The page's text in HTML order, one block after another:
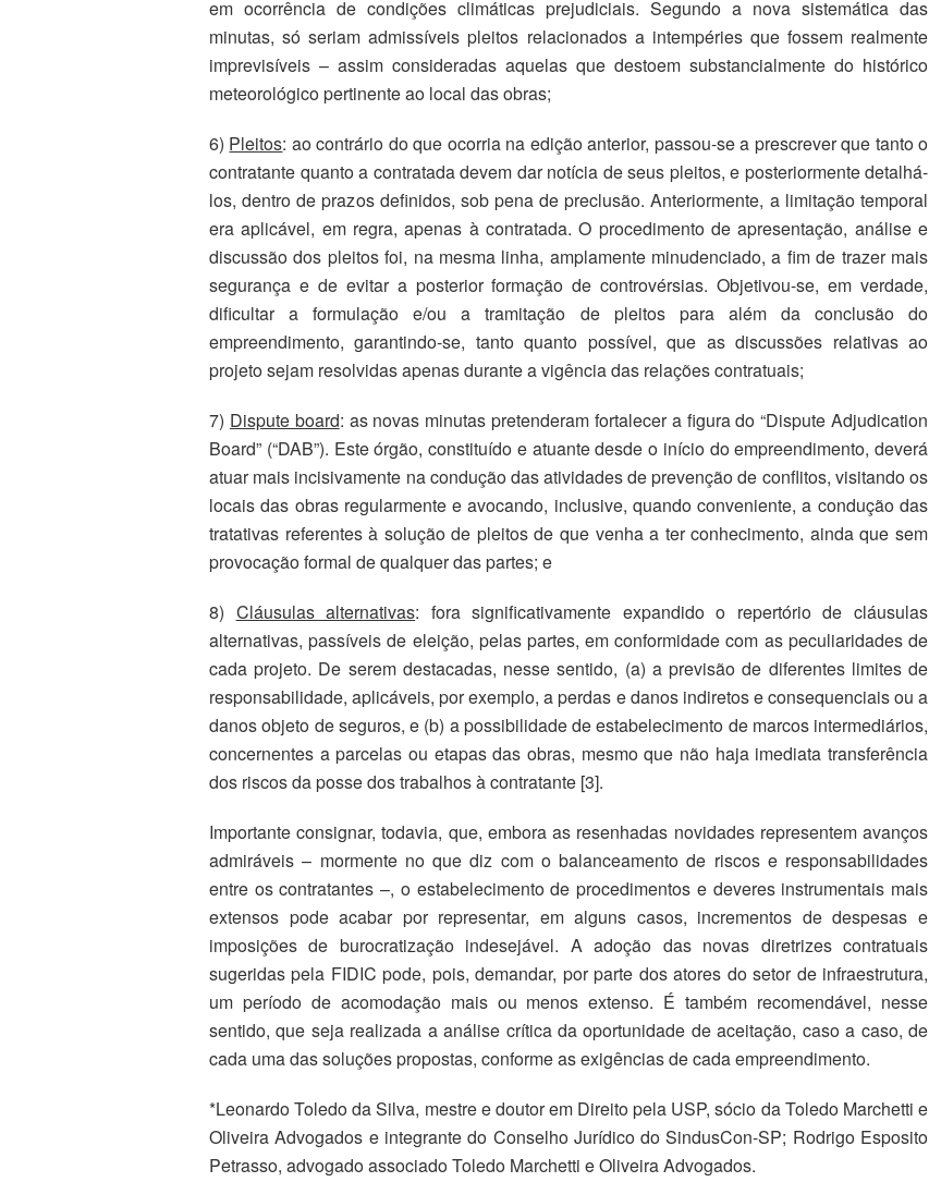
em ocorrência de condições climáticas prejudiciais. Segundo a nova sistemática das
minutas, só seriam admissíveis pleitos relacionados a intempéries que fossem realmente
imprevisíveis – assim consideradas aquelas que destoem substancialmente do histórico
meteorológico pertinente ao local das obras;
6) Pleitos: ao contrário do que ocorria na edição anterior, passou-se a prescrever que tanto o
contratante quanto a contratada devem dar notícia de seus pleitos, e posteriormente detalhá-
los, dentro de prazos definidos, sob pena de preclusão. Anteriormente, a limitação temporal
era aplicável, em regra, apenas à contratada. O procedimento de apresentação, análise e
discussão dos pleitos foi, na mesma linha, amplamente minudenciado, a fim de trazer mais
segurança e de evitar a posterior formação de controvérsias. Objetivou-se, em verdade,
dificultar a formulação e/ou a tramitação de pleitos para além da conclusão do
empreendimento, garantindo-se, tanto quanto possível, que as discussões relativas ao
projeto sejam resolvidas apenas durante a vigência das relações contratuais;
7) Dispute board: as novas minutas pretenderam fortalecer a figura do “Dispute Adjudication
Board” (“DAB”). Este órgão, constituído e atuante desde o início do empreendimento, deverá
atuar mais incisivamente na condução das atividades de prevenção de conflitos, visitando os
locais das obras regularmente e avocando, inclusive, quando conveniente, a condução das
tratativas referentes à solução de pleitos de que venha a ter conhecimento, ainda que sem
provocação formal de qualquer das partes; e
8) Cláusulas alternativas: fora significativamente expandido o repertório de cláusulas
alternativas, passíveis de eleição, pelas partes, em conformidade com as peculiaridades de
cada projeto. De serem destacadas, nesse sentido, (a) a previsão de diferentes limites de
responsabilidade, aplicáveis, por exemplo, a perdas e danos indiretos e consequenciais ou a
danos objeto de seguros, e (b) a possibilidade de estabelecimento de marcos intermediários,
concernentes a parcelas ou etapas das obras, mesmo que não haja imediata transferência
dos riscos da posse dos trabalhos à contratante [3].
Importante consignar, todavia, que, embora as resenhadas novidades representem avanços
admiráveis – mormente no que diz com o balanceamento de riscos e responsabilidades
entre os contratantes –, o estabelecimento de procedimentos e deveres instrumentais mais
extensos pode acabar por representar, em alguns casos, incrementos de despesas e
imposições de burocratização indesejável. A adoção das novas diretrizes contratuais
sugeridas pela FIDIC pode, pois, demandar, por parte dos atores do setor de infraestrutura,
um período de acomodação mais ou menos extenso. É também recomendável, nesse
sentido, que seja realizada a análise crítica da oportunidade de aceitação, caso a caso, de
cada uma das soluções propostas, conforme as exigências de cada empreendimento.
*Leonardo Toledo da Silva, mestre e doutor em Direito pela USP, sócio da Toledo Marchetti e
Oliveira Advogados e integrante do Conselho Jurídico do SindusCon-SP; Rodrigo Esposito
Petrasso, advogado associado Toledo Marchetti e Oliveira Advogados.